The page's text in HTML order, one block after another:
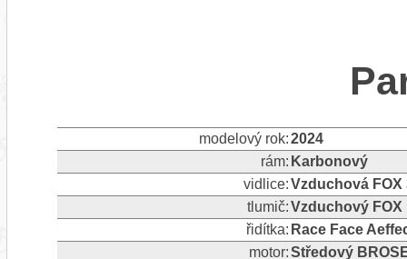
modelový rok:2024
rám: Karbonový
vidlice:Vzduchová FOX
tlumič:Vzduchový FOX
řidítka: Race Face
motor:Středový